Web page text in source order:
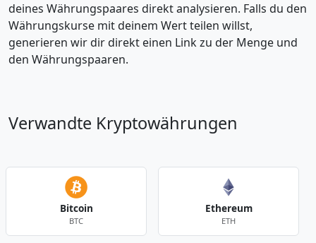
deines Währungspaares direkt analysieren. Falls du den
Währungskurse mit deinem Wert teilen willst,
generieren wir dir direkt einen Link zu der Menge und
den Währungspaaren.
Verwandte Kryptowährungen
Bitcoin
BTC
Ethereum
ETH